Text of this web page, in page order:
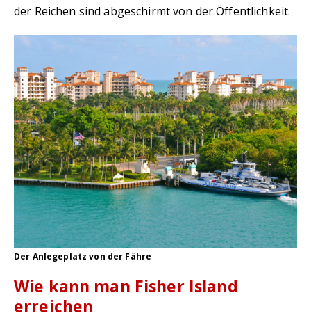
der Reichen sind abgeschirmt von der Öffentlichkeit.
Der Anlegeplatz von der Fähre
Wie kann man Fisher Island
erreichen